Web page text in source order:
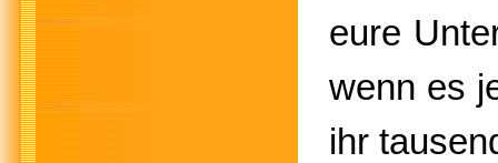
eure
wenn es
ihr